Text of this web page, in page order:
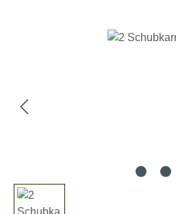
Bildergalerie überspringen